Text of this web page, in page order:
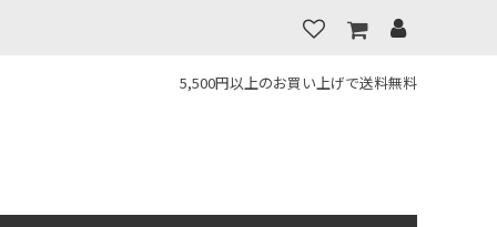
5,500円以上のお買い上げで送料無料